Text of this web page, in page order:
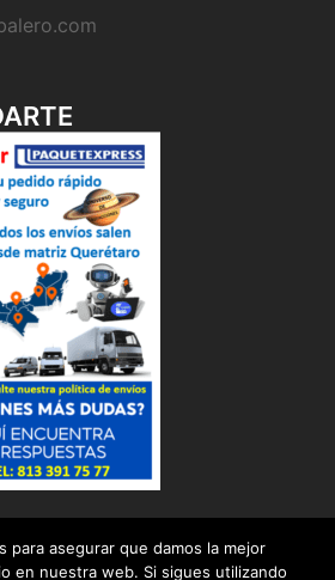
para asegurar que damos la mejor
en nuestra web. Si sigues utilizando